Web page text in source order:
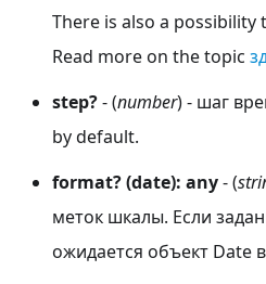
There is also a possibility
Read more on the topic
step?- (number) - шаг
by default.
format? (date): any- (
меток шкалы. Если
ожидается объект Date